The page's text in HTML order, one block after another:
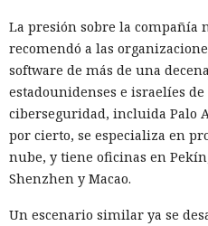
La presión sobre la compañía
recomendó a las
software de más de una
estadounidenses e israelíes
ciberseguridad, incluida Palo
por cierto, se especializa en
nube, y tiene oficinas en
Shenzhen y Macao.
Un escenario similar ya se